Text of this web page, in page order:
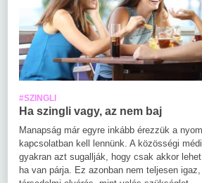
#SZINGLI
Ha szingli vagy, az nem baj
Manapság már egyre inkább érezzük a
kapcsolatban kell lennünk. A közösségi
gyakran azt sugallják, hogy csak akkor
ha van párja. Ez azonban nem teljesen